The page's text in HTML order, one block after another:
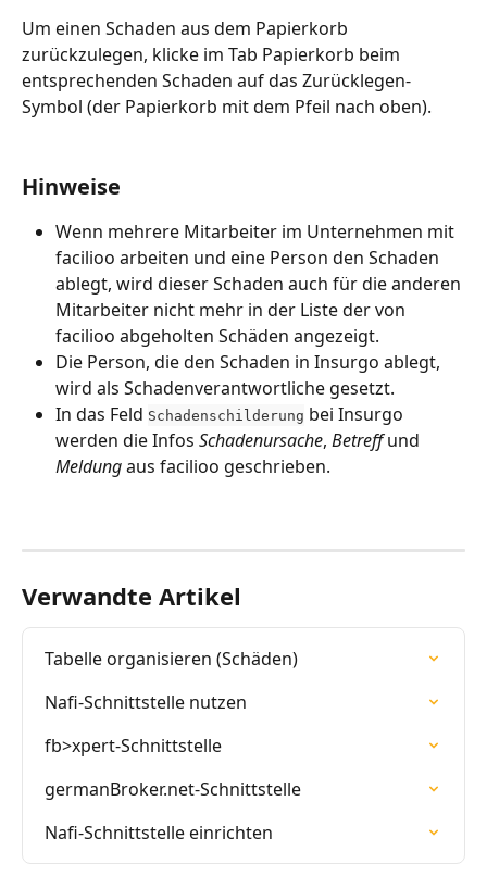
Um einen Schaden aus dem Papierkorb
zurückzulegen, klicke im Tab Papierkorb beim
entsprechenden Schaden auf das Zurücklegen-
Symbol (der Papierkorb mit dem Pfeil nach oben).
Hinweise
Wenn mehrere Mitarbeiter im Unternehmen mit
facilioo arbeiten und eine Person den Schaden
ablegt, wird dieser Schaden auch für die anderen
Mitarbeiter nicht mehr in der Liste der von
facilioo abgeholten Schäden angezeigt.
Die Person, die den Schaden in Insurgo ablegt,
wird als Schadenverantwortliche gesetzt.
In das Feld Schadenschilderung bei Insurgo
werden die Infos Schadenursache, Betreff und
Meldung aus facilioo geschrieben.
Verwandte Artikel
Tabelle organisieren (Schäden)
Nafi-Schnittstelle nutzen
fb>xpert-Schnittstelle
germanBroker.net-Schnittstelle
Nafi-Schnittstelle einrichten